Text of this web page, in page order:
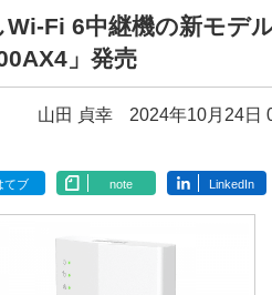
Fi 6中継機の新モデ
」発売
山田 貞幸 2024年10月24日
てブ note LinkedIn